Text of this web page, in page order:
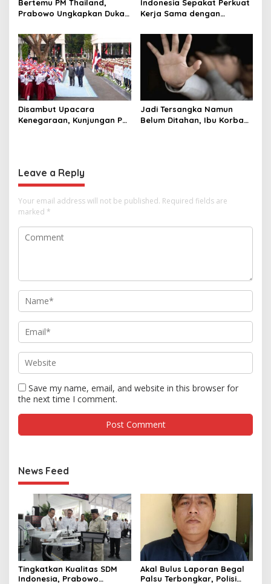
Bertemu PM Thailand,
Prabowo Ungkapkan Duka
Selamat Ulang Tahun ke
Raja Thailand
Indonesia Sepakat Perkuat
Kerja Sama dengan
hingga Ekonomi Digital
Disambut Upacara
Kenegaraan, Kunjungan PM
Jadi Tersangka Namun
Belum Ditahan, Ibu Korban
Leave a Reply
Your email address will not be published. Required fields are
marked *
Save my name, email, and website in this browser for
the next time I comment.
News Feed
Tingkatkan Kualitas SDM
Indonesia, Prabowo
Akal Bulus Laporan Begal
Palsu Terbongkar, Polisi